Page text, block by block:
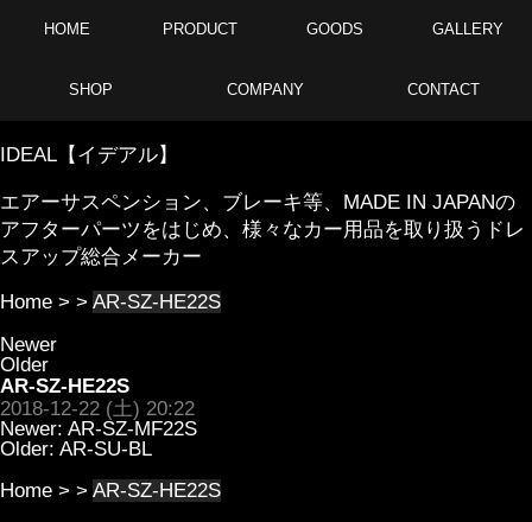
HOME PRODUCT GOODS GALLERY
SHOP COMPANY CONTACT
IDEAL【イデアル】
エアーサスペンション、ブレーキ等、MADE IN JAPANの
アフターパーツをはじめ、様々なカー用品を取り扱うドレ
スアップ総合メーカー
Home > > AR-SZ-HE22S
Newer
Older
AR-SZ-HE22S
2018-12-22 (土) 20:22
Newer: AR-SZ-MF22S
Older: AR-SU-BL
Home > > AR-SZ-HE22S